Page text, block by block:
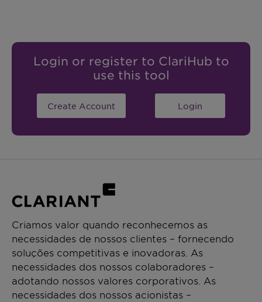
Login or register to ClariHub to
use this tool
Create Account Login
Criamos valor quando reconhecemos as
necessidades de nossos clientes – fornecendo
soluções competitivas e inovadoras. As
necessidades dos nossos colaboradores –
adotando nossos valores corporativos. As
necessidades dos nossos acionistas –